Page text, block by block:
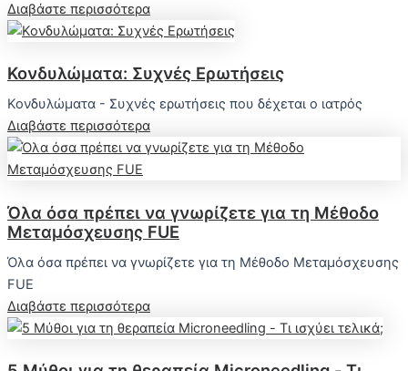
Διαβάστε περισσότερα
Κονδυλώματα: Συχνές Ερωτήσεις
Κονδυλώματα - Συχνές ερωτήσεις που δέχεται ο ιατρός
Διαβάστε περισσότερα
Όλα όσα πρέπει να γνωρίζετε για τη Μέθοδο
Μεταμόσχευσης FUE
Όλα όσα πρέπει να γνωρίζετε για τη Μέθοδο Μεταμόσχευσης
FUE
Διαβάστε περισσότερα